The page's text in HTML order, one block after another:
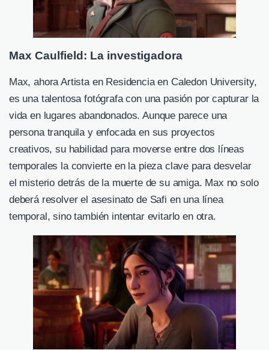
Max Caulfield: La investigadora
Max, ahora Artista en Residencia en Caledon University,
es una talentosa fotógrafa con una pasión por capturar la
vida en lugares abandonados. Aunque parece una
persona tranquila y enfocada en sus proyectos
creativos, su habilidad para moverse entre dos líneas
temporales la convierte en la pieza clave para desvelar
el misterio detrás de la muerte de su amiga. Max no solo
deberá resolver el asesinato de Safi en una línea
temporal, sino también intentar evitarlo en otra.